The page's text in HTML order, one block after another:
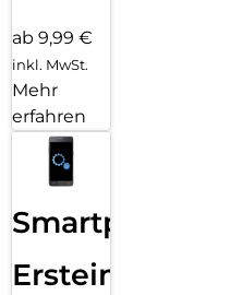
ab 9,99 €
inkl. MwSt.
Mehr
erfahren
Smartphone
Ersteinrichtung